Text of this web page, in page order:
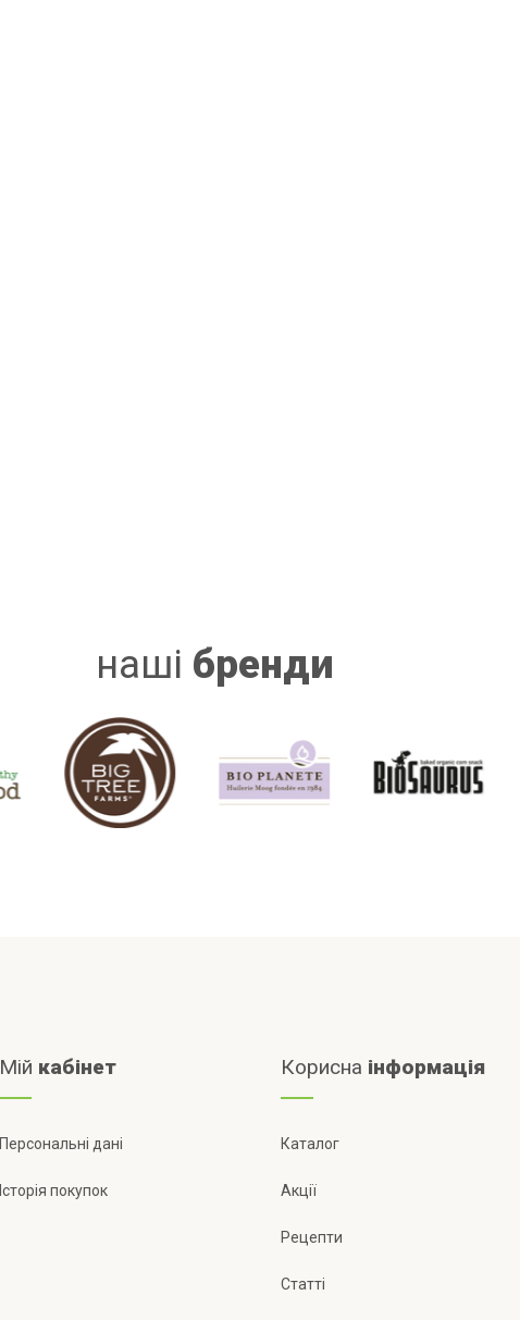
наші бренди
Мій кабінет
Персональні дані
Історія покупок
Корисна інформація
Каталог
Акції
Рецепти
Статті